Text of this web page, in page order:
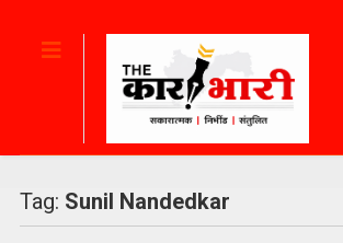
Tag: Sunil Nandedkar